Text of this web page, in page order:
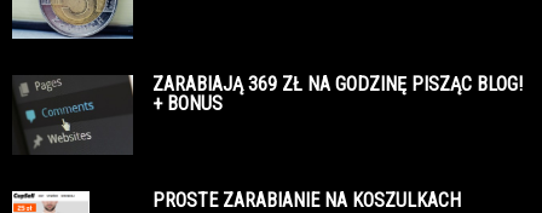
ZARABIAJĄ 369 ZŁ NA GODZINĘ PISZĄC BLOG!
+ BONUS
PROSTE ZARABIANIE NA KOSZULKACH